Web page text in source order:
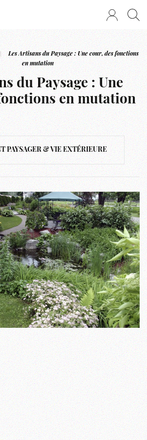
|
Les Artisans du Paysage : Une cour, des fonctions
en mutation
du Paysage : Une
en mutation
PAYSAGER & VIE EXTÉRIEURE